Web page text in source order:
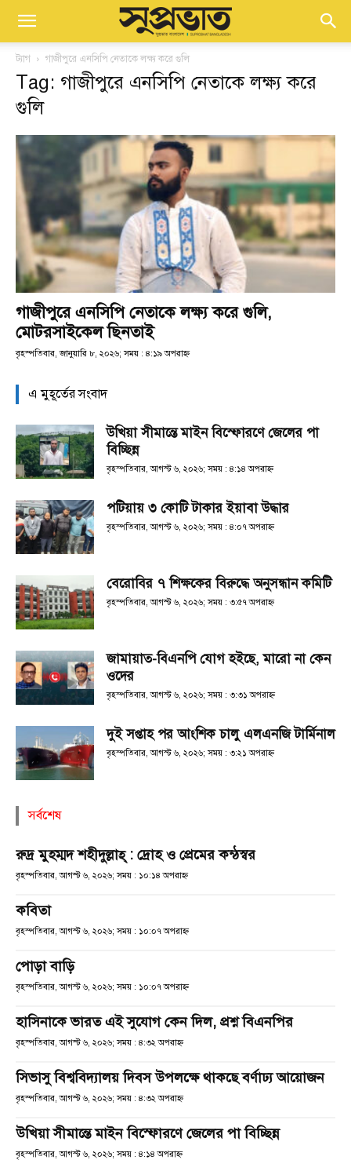
ট্যাগ গাজীপুরে এনসিপি নেতাকে লক্ষ্য করে গুলি
Tag: গাজীপুরে এনসিপি নেতাকে লক্ষ্য করে
গুলি
গাজীপুরে এনসিপি নেতাকে লক্ষ্য করে গুলি,
মোটরসাইকেল ছিনতাই
বৃহস্পতিবার, জানুয়ারি ৮, ২০২৬; সময় : ৪:১৯ অপরাহ্ণ
এ মুহূর্তের সংবাদ
উখিয়া সীমান্তে মাইন বিস্ফোরণে জেলের পা
বিচ্ছিন্ন
বৃহস্পতিবার, আগস্ট ৬, ২০২৬; সময় : ৪:১৪ অপরাহ্ণ
পটিয়ায় ৩ কোটি টাকার ইয়াবা উদ্ধার
বৃহস্পতিবার, আগস্ট ৬, ২০২৬; সময় : ৪:০৭ অপরাহ্ণ
বেরোবির ৭ শিক্ষকের বিরুদ্ধে অনুসন্ধান কমিটি
বৃহস্পতিবার, আগস্ট ৬, ২০২৬; সময় : ৩:৫৭ অপরাহ্ণ
জামায়াত-বিএনপি যোগ হইছে, মারো না কেন
ওদের
বৃহস্পতিবার, আগস্ট ৬, ২০২৬; সময় : ৩:৩১ অপরাহ্ণ
দুই সপ্তাহ পর আংশিক চালু এলএনজি টার্মিনাল
বৃহস্পতিবার, আগস্ট ৬, ২০২৬; সময় : ৩:২১ অপরাহ্ণ
সর্বশেষ
রুদ্র মুহম্মদ শহীদুল্লাহ্ : দ্রোহ ও প্রেমের কন্ঠস্বর
বৃহস্পতিবার, আগস্ট ৬, ২০২৬; সময় : ১০:১৪ অপরাহ্ণ
কবিতা
বৃহস্পতিবার, আগস্ট ৬, ২০২৬; সময় : ১০:০৭ অপরাহ্ণ
পোড়া বাড়ি
বৃহস্পতিবার, আগস্ট ৬, ২০২৬; সময় : ১০:০৭ অপরাহ্ণ
হাসিনাকে ভারত এই সুযোগ কেন দিল, প্রশ্ন বিএনপির
বৃহস্পতিবার, আগস্ট ৬, ২০২৬; সময় : ৪:৩২ অপরাহ্ণ
সিভাসু বিশ্ববিদ্যালয় দিবস উপলক্ষে থাকছে বর্ণাঢ্য আয়োজন
বৃহস্পতিবার, আগস্ট ৬, ২০২৬; সময় : ৪:৩২ অপরাহ্ণ
উখিয়া সীমান্তে মাইন বিস্ফোরণে জেলের পা বিচ্ছিন্ন
বৃহস্পতিবার, আগস্ট ৬, ২০২৬; সময় : ৪:১৪ অপরাহ্ণ